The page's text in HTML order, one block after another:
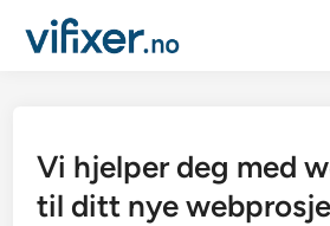
Vi hjelper deg med
til ditt nye